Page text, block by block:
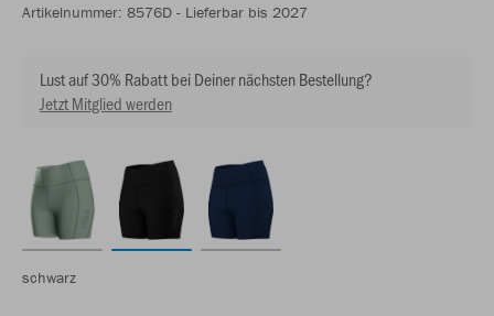
Artikelnummer: 8576D - Lieferbar bis 2027
Lust auf 30% Rabatt bei Deiner nächsten Bestellung?
Jetzt Mitglied werden
schwarz